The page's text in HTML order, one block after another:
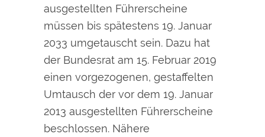
ausgestellten Führerscheine
müssen bis spätestens 19. Januar
2033 umgetauscht sein. Dazu hat
der Bundesrat am 15. Februar 2019
einen vorgezogenen, gestaffelten
Umtausch der vor dem 19. Januar
2013 ausgestellten Führerscheine
beschlossen. Nähere